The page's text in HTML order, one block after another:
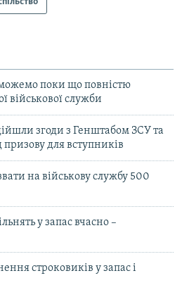
поки що повністю
військової служби
згоди з Генштабом ЗСУ та
для вступників
на військову службу 500
у запас вчасно –
строковиків у запас і